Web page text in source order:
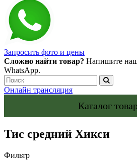
Запросить фото и цены
Сложно найти товар? Напишите
WhatsApp.
Онлайн трансляция
Каталог
Тис средний Хикси
Фильтр